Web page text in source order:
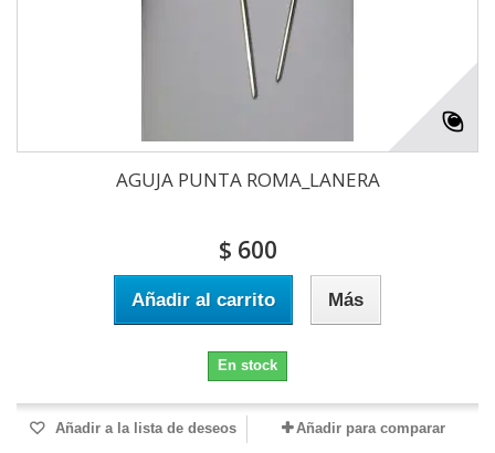
AGUJA PUNTA ROMA_LANERA
$ 600
Añadir al carrito Más
En stock
Añadir a la lista de deseos Añadir para comparar